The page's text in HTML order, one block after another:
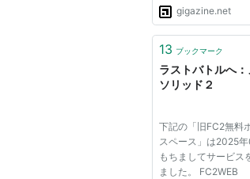
リボルバー・
商品
gigazine.net
13 ブックマーク
ラストバトルへ
ソリッド２
下記の「旧FC2無料
スペース」は2025
もちましてサービス
ました。 FC2WEB